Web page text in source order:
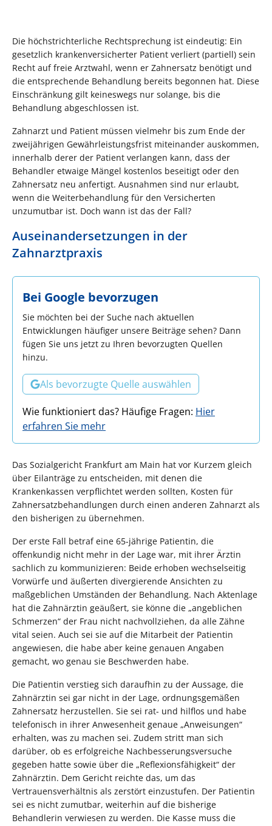
Die höchstrichterliche Rechtsprechung ist eindeutig: Ein
gesetzlich krankenversicherter Patient verliert (partiell) sein
Recht auf freie Arztwahl, wenn er Zahnersatz benötigt und
die entsprechende Behandlung bereits begonnen hat. Diese
Einschränkung gilt keineswegs nur solange, bis die
Behandlung abgeschlossen ist.
Zahnarzt und Patient müssen vielmehr bis zum Ende der
zweijährigen Gewährleistungsfrist miteinander auskommen,
innerhalb derer der Patient verlangen kann, dass der
Behandler etwaige Mängel kostenlos beseitigt oder den
Zahnersatz neu anfertigt. Ausnahmen sind nur erlaubt,
wenn die Weiterbehandlung für den Versicherten
unzumutbar ist. Doch wann ist das der Fall?
Auseinandersetzungen in der
Zahnarztpraxis
Bei Google bevorzugen
Sie möchten bei der Suche nach aktuellen
Entwicklungen häufiger unsere Beiträge sehen? Dann
fügen Sie uns jetzt zu Ihren bevorzugten Quellen
hinzu.
Als bevorzugte Quelle auswählen
Wie funktioniert das? Häufige Fragen: Hier
erfahren Sie mehr
Das Sozialgericht Frankfurt am Main hat vor Kurzem gleich
über Eilanträge zu entscheiden, mit denen die
Krankenkassen verpflichtet werden sollten, Kosten für
Zahnersatzbehandlungen durch einen anderen Zahnarzt als
den bisherigen zu übernehmen.
Der erste Fall betraf eine 65-jährige Patientin, die
offenkundig nicht mehr in der Lage war, mit ihrer Ärztin
sachlich zu kommunizieren: Beide erhoben wechselseitig
Vorwürfe und äußerten divergierende Ansichten zu
maßgeblichen Umständen der Behandlung. Nach Aktenlage
hat die Zahnärztin geäußert, sie könne die „angeblichen
Schmerzen“ der Frau nicht nachvollziehen, da alle Zähne
vital seien. Auch sei sie auf die Mitarbeit der Patientin
angewiesen, die habe aber keine genauen Angaben
gemacht, wo genau sie Beschwerden habe.
Die Patientin verstieg sich daraufhin zu der Aussage, die
Zahnärztin sei gar nicht in der Lage, ordnungsgemäßen
Zahnersatz herzustellen. Sie sei rat- und hilflos und habe
telefonisch in ihrer Anwesenheit genaue „Anweisungen“
erhalten, was zu machen sei. Zudem stritt man sich
darüber, ob es erfolgreiche Nachbesserungsversuche
gegeben hatte sowie über die „Reflexionsfähigkeit“ der
Zahnärztin. Dem Gericht reichte das, um das
Vertrauensverhältnis als zerstört einzustufen. Der Patientin
sei es nicht zumutbar, weiterhin auf die bisherige
Behandlerin verwiesen zu werden. Die Kasse muss die